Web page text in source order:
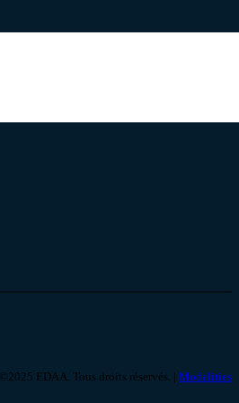
© 2025 EDAA. Tous droits réservés. | Modalities